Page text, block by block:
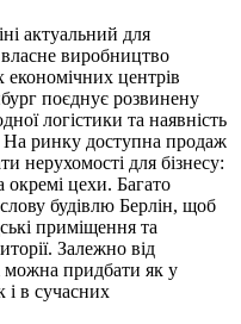
актуальний для
виробництво
центрів
поєднує розвинену
логістики та наявність
На ринку доступна продаж
нерухомості для бізнесу:
окремі цехи. Багато
будівлю Берлін, щоб
приміщення та
Залежно від
можна придбати як у
і в сучасних